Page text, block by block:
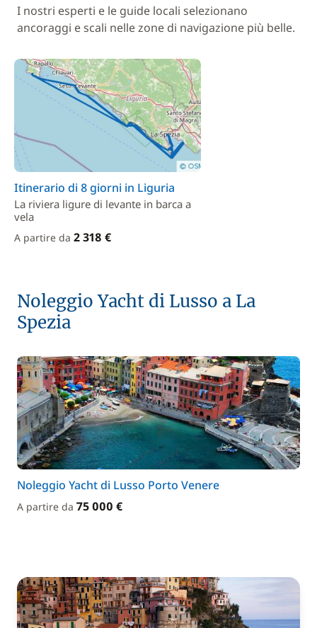
I nostri esperti e le guide locali selezionano
ancoraggi e scali nelle zone di navigazione più belle.
Itinerario di 8 giorni in Liguria
La riviera ligure di levante in barca a
vela
A partire da 2 318 €
Noleggio Yacht di Lusso a La
Spezia
Noleggio Yacht di Lusso Porto Venere
A partire da 75 000 €